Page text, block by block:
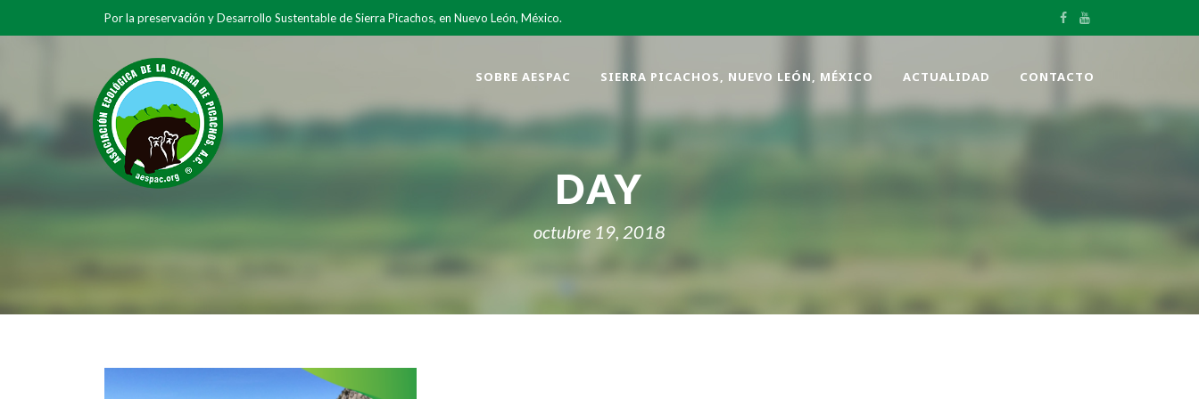
Por la preservación y Desarrollo Sustentable de Sierra Picachos, en Nuevo León, México.
SOBRE AESPAC SIERRA PICACHOS, NUEVO LEÓN, MÉXICO ACTUALIDAD CONTACTO
DAY
octubre 19, 2018